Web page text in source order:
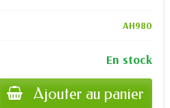
AH980
En stock
Ajouter au panier